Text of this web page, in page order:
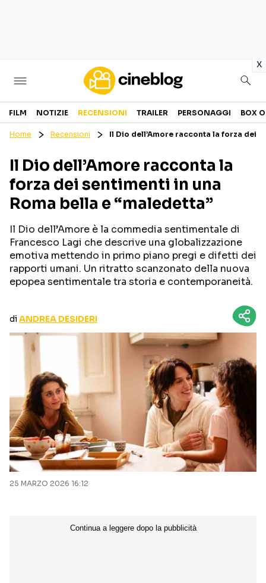
x
Cinema
GENERI
PERSONAGGI
CANALI STREAMING
Categorie
NOTIZIE
CURIOSITÀ
TRAILER
BOX OFFICE
Seguici sui social
FILM NOTIZIE RECENSIONI TRAILER PERSONAGGI BOX
Home Recensioni Il Dio dell’Amore racconta la forza dei
Il Dio dell’Amore racconta la
forza dei sentimenti in una
Roma bella e “maledetta”
Il Dio dell’Amore è la commedia sentimentale di
Francesco Lagi che descrive una globalizzazione
emotiva mettendo in primo piano pregi e difetti dei
rapporti umani. Un ritratto scanzonato della nuova
epopea sentimentale tra storia e contemporaneità.
diANDREA DESIDERI
25 MARZO 2026 16:12